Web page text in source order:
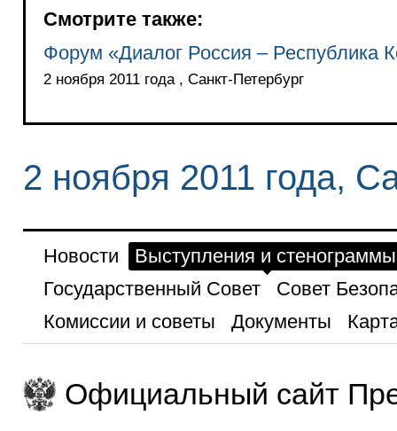
Смотрите также:
Форум «Диалог Россия – Республика
2 ноября 2011 года , Санкт-Петербург
2 ноября 2011 года,
Новости
Выступления и стенограммы
Государственный Совет
Совет
Комиссии и советы
Документы
Официальный сайт